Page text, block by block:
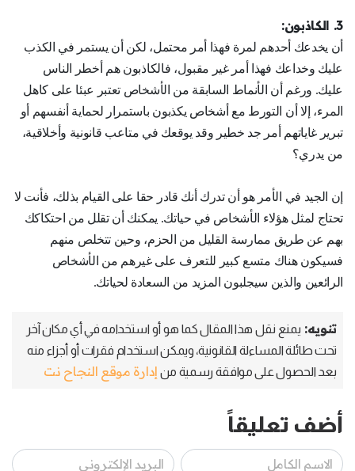
3. الكاذبون:
أن يخدعك أحدهم لمرة فهذا أمر محتمل، لكن أن يستمر في الكذب
عليك وخداعك فهذا أمر غير مقبول، فالكاذبون هم أخطر الناس
عليك. ورغم أن الأنماط السابقة من الأشخاص تعتبر عبئا على كاهل
المرء، إلا أن التورط مع أشخاص يكذبون باستمرار لحماية أنفسهم أو
تبرير غاياتهم أمر جد خطير وقد يوقعك في متاعب قانونية وأخلاقية،
من يدري؟
إن الجيد في الأمر هو أن تدرك أنك قادر حقا على القيام بذلك، فأنت لا
تحتاج لمثل هؤلاء الأشخاص في حياتك. يمكنك أن تقلل من احتكاكك
بهم عن طريق ممارسة القليل من الحزم، وحين تتخلص منهم
فسيكون هناك متسع كبير للتعرف على غيرهم من الأشخاص
الرائعين والذين سيجلبون المزيد من السعادة لحياتك.
تنويه: يمنع نقل هذا المقال كما هو أو استخدامه في أي مكان آخر
تحت طائلة المساءلة القانونية، ويمكن استخدام فقرات أو أجزاء منه
بعد الحصول على موافقة رسمية من إدارة موقع النجاح نت
أضف تعليقاً